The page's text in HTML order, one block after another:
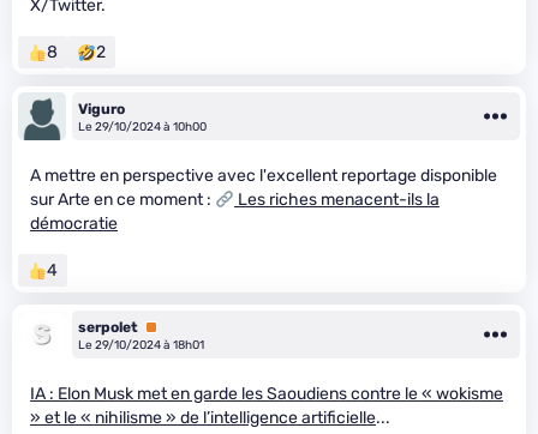
X/Twitter.
8 2
Viguro
Le 29/10/2024 à 10h00
A mettre en perspective avec l'excellent reportage disponible
sur Arte en ce moment :
Les riches menacent-ils la
démocratie
4
serpolet Premium
Le 29/10/2024 à 18h01
IA : Elon Musk met en garde les Saoudiens contre le « wokisme
» et le « nihilisme » de l’intelligence artificielle...